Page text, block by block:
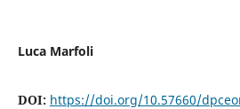
Luca Marfoli
DOI: https://doi.org/10.57660/